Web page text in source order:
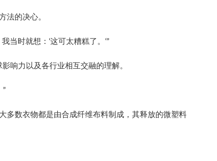
法的决心。
当时就想：‘这可太糟糕了。‘”
响力以及各行业相互交融的理解。
多数衣物都是由合成纤维布料制成，其释放的微塑料